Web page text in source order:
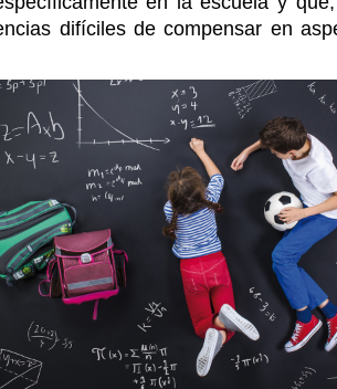
difíciles de compensar en